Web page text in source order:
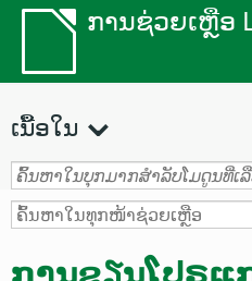
ການຊ່ວຍເຫຼືອ
ເນື້ອໃນ
ການຂຽນໂປຣແ